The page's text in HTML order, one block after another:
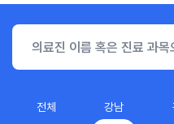
#교통사고후유증
전체 강남